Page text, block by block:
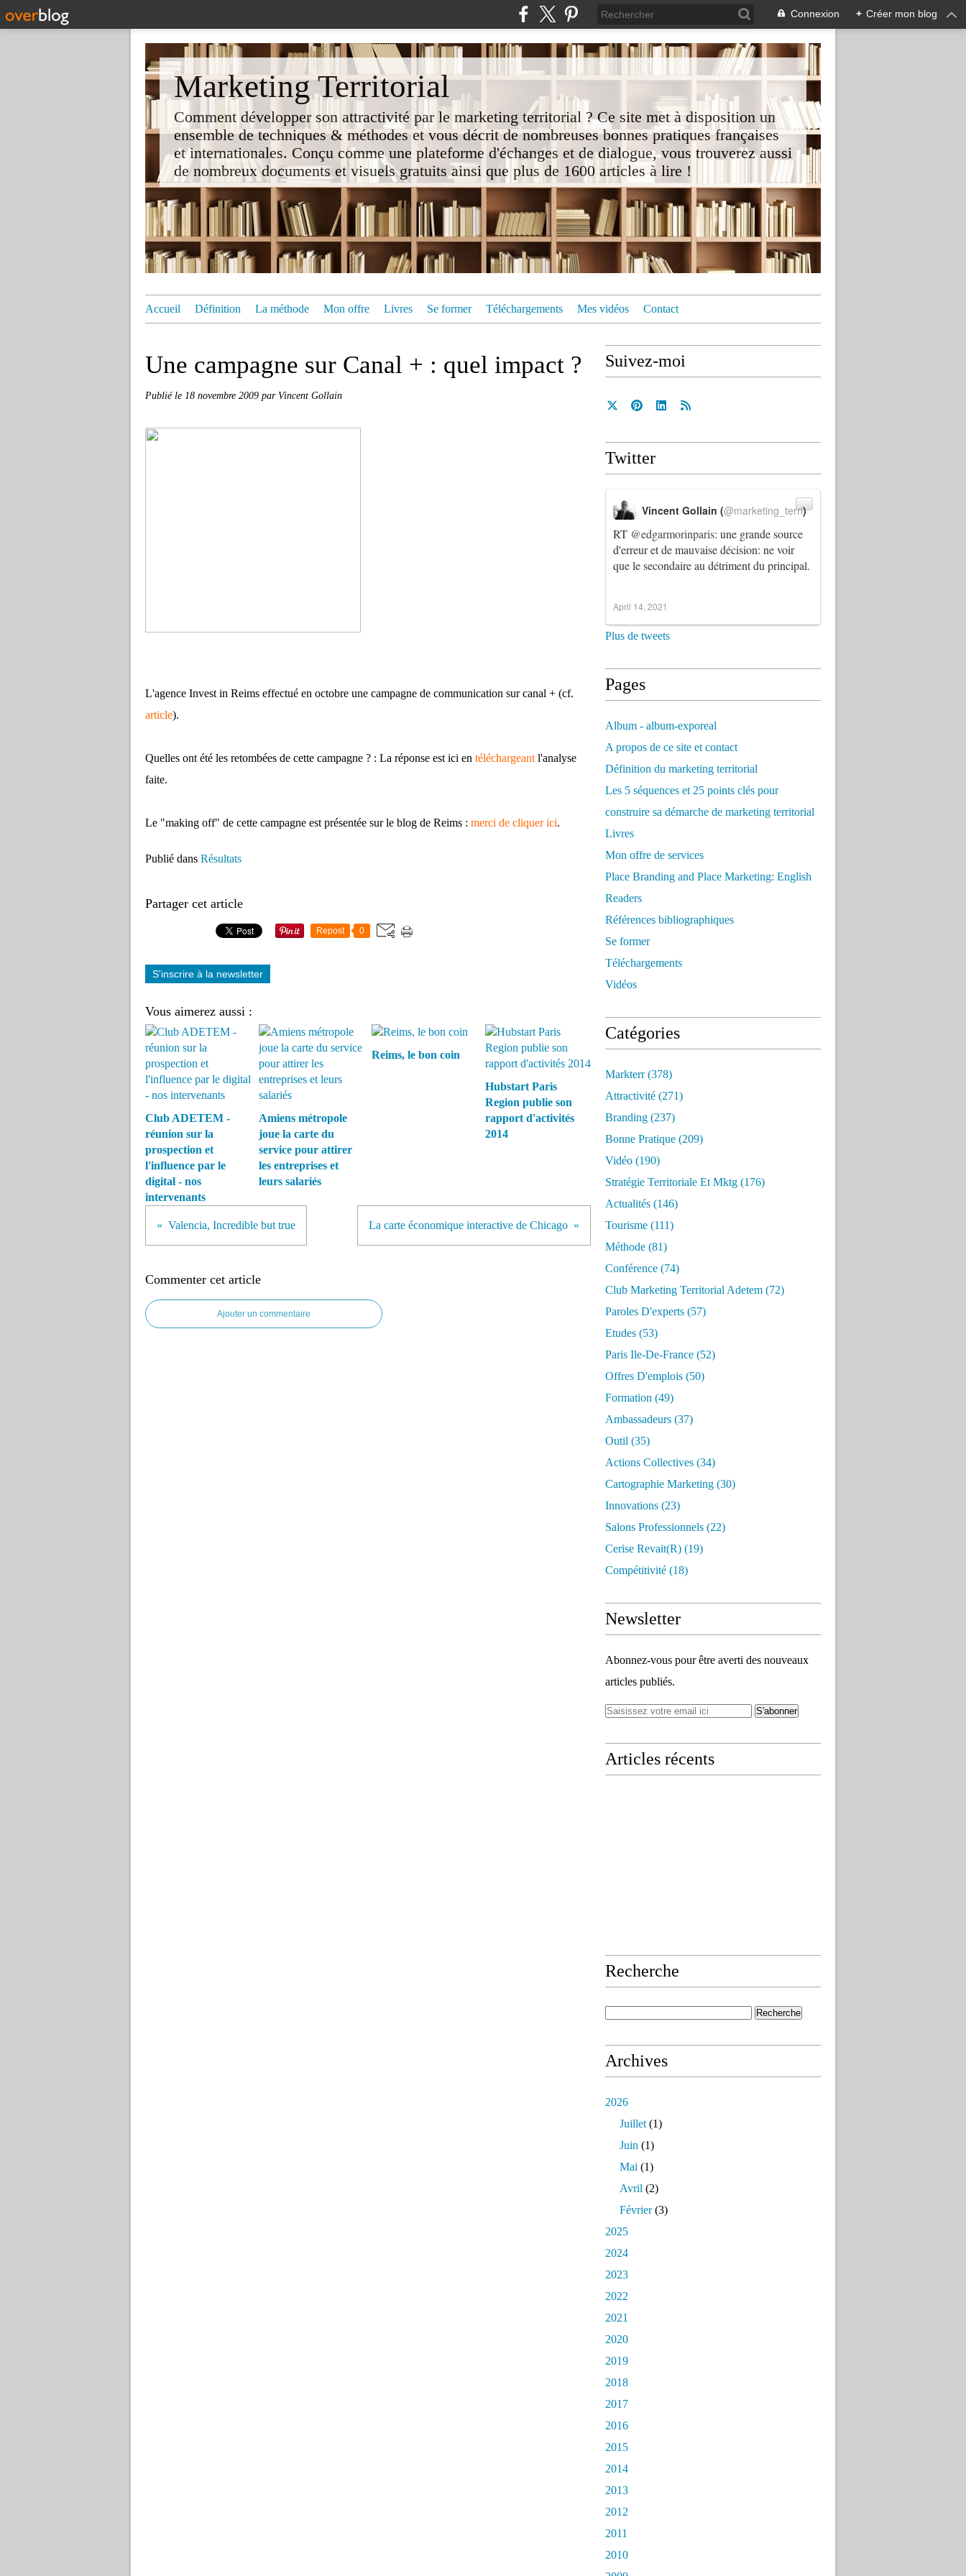
Connexion + Créer mon blog
Marketing Territorial
Comment développer son attractivité par le marketing territorial ? Ce site met à disposition un
ensemble de techniques & méthodes et vous décrit de nombreuses bonnes pratiques françaises
et internationales. Conçu comme une plateforme d'échanges et de dialogue, vous trouverez aussi
de nombreux documents et visuels gratuits ainsi que plus de 1600 articles à lire !
Accueil Définition La méthode Mon offre Livres Se former Téléchargements Mes vidéos Contact
Une campagne sur Canal + : quel impact ?
Publié le 18 novembre 2009 par Vincent Gollain
L'agence Invest in Reims effectué en octobre une campagne de communication sur canal + (cf.
article).
Quelles ont été les retombées de cette campagne ? : La réponse est ici en téléchargeant l'analyse
faite.
Le "making off" de cette campagne est présentée sur le blog de Reims : merci de cliquer ici.
Publié dans Résultats
Partager cet article
Repost 0
S'inscrire à la newsletter
Vous aimerez aussi :
Club ADETEM -
réunion sur la
prospection et
l'influence par le
digital - nos
intervenants
Amiens métropole
joue la carte du
service pour attirer
les entreprises et
leurs salariés
Reims, le bon coin
Hubstart Paris
Region publie son
rapport d'activités
2014
Valencia, Incredible but true La carte économique interactive de Chicago
Commenter cet article
Ajouter un commentaire
Suivez-moi
Twitter
RT @edgarmorinparis: une grande source
d'erreur et de mauvaise décision: ne voir
que le secondaire au détriment du principal.
Vincent Gollain (@marketing_terri)
April 14, 2021
Plus de tweets
Pages
Album - album-exporeal
A propos de ce site et contact
Définition du marketing territorial
Les 5 séquences et 25 points clés pour
construire sa démarche de marketing territorial
Livres
Mon offre de services
Place Branding and Place Marketing: English
Readers
Références bibliographiques
Se former
Téléchargements
Vidéos
Catégories
Markterr(378)
Attractivité (271)
Branding (237)
Bonne Pratique (209)
Vidéo (190)
Stratégie Territoriale Et Mktg (176)
Actualités (146)
Tourisme (111)
Méthode (81)
Conférence (74)
Club Marketing Territorial Adetem (72)
Paroles D'experts (57)
Etudes (53)
Paris Ile-De-France (52)
Offres D'emplois (50)
Formation (49)
Ambassadeurs (37)
Outil (35)
Actions Collectives (34)
Cartographie Marketing (30)
Innovations (23)
Salons Professionnels (22)
Cerise Revait(r) (19)
Compétitivité (18)
Newsletter
Abonnez-vous pour être averti des nouveaux
articles publiés.
Articles récents
Recherche
Archives
2026
Juillet (1)
Juin (1)
Mai (1)
Avril (2)
Février(3)
2025
2024
2023
2022
2021
2020
2019
2018
2017
2016
2015
2014
2013
2012
2011
2010